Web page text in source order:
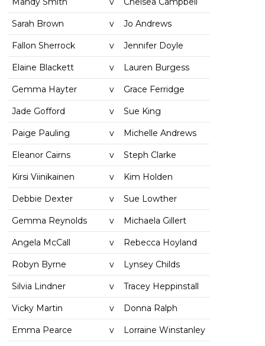
Sarah Brown v Jo Andrews
Fallon Sherrock v Jennifer Doyle
Elaine Blackett v Lauren Burgess
Gemma Hayter v Grace Ferridge
Jade Gofford v Sue King
Paige Pauling v Michelle Andrews
Eleanor Cairns v Steph Clarke
Kirsi Viinikainen v Kim Holden
Debbie Dexter v Sue Lowther
Gemma Reynolds v Michaela Gillert
Angela McCall v Rebecca Hoyland
Robyn Byrne v Lynsey Childs
Silvia Lindner v Tracey Heppinstall
Vicky Martin v Donna Ralph
Emma Pearce v Lorraine Winstanley